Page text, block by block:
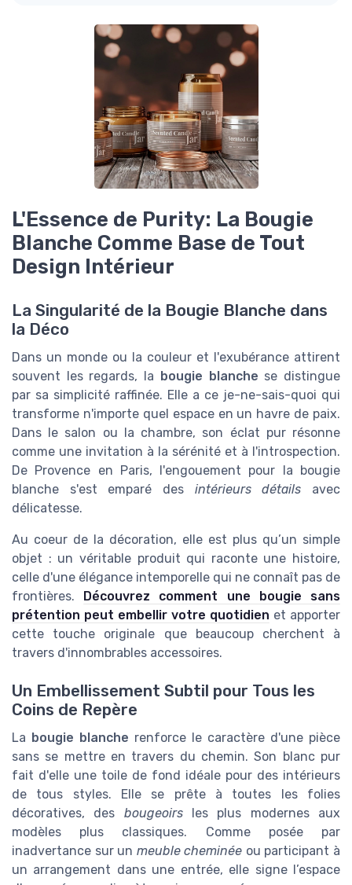
L'Essence de Purity: La Bougie
Blanche Comme Base de Tout
Design Intérieur
La Singularité de la Bougie Blanche dans
la Déco
Dans un monde ou la couleur et l'exubérance attirent
souvent les regards, la bougie blanche se distingue
par sa simplicité raffinée. Elle a ce je-ne-sais-quoi qui
transforme n'importe quel espace en un havre de paix.
Dans le salon ou la chambre, son éclat pur résonne
comme une invitation à la sérénité et à l'introspection.
De Provence en Paris, l'engouement pour la bougie
blanche s'est emparé des intérieurs détails avec
délicatesse.
Au coeur de la décoration, elle est plus qu’un simple
objet : un véritable produit qui raconte une histoire,
celle d'une élégance intemporelle qui ne connaît pas de
frontières. Découvrez comment une bougie sans
prétention peut embellir votre quotidien et apporter
cette touche originale que beaucoup cherchent à
travers d'innombrables accessoires.
Un Embellissement Subtil pour Tous les
Coins de Repère
La bougie blanche renforce le caractère d'une pièce
sans se mettre en travers du chemin. Son blanc pur
fait d'elle une toile de fond idéale pour des intérieurs
de tous styles. Elle se prête à toutes les folies
décoratives, des bougeoirsles plus modernes aux
modèles plus classiques. Comme posée par
inadvertance sur un meuble cheminée ou participant à
un arrangement dans une entrée, elle signe l’espace